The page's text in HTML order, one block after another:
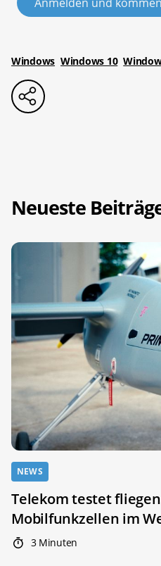
Windows Windows 10
Neueste
NEWS
Telekom testet
Mobilfunkzellen im
3 Minuten